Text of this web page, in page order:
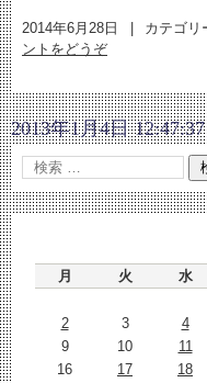
2014年6月28日 カテゴリ
ントをどうぞ
2013年1月4日 12:47:37
月
火 水
2
3 4
9
10 11
16
17 18